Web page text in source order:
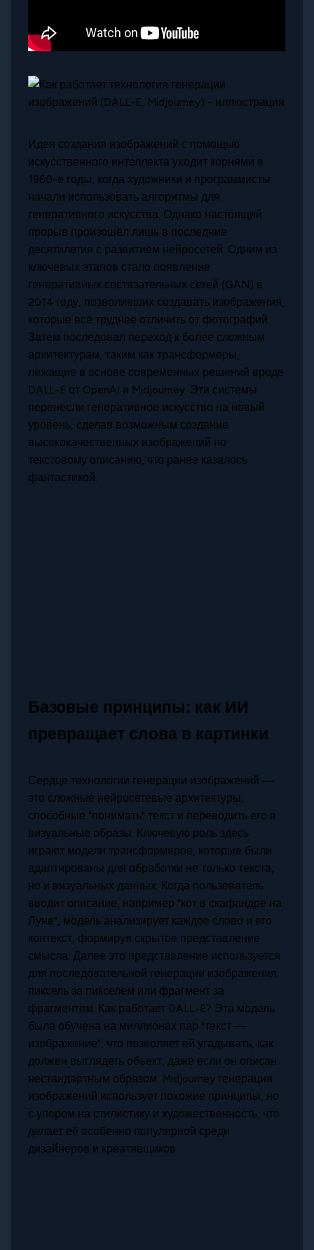
Идея создания изображений с помощью
искусственного интеллекта уходит корнями в
1960-е годы, когда художники и программисты
начали использовать алгоритмы для
генеративного искусства. Однако настоящий
прорыв произошёл лишь в последние
десятилетия с развитием нейросетей. Одним из
ключевых этапов стало появление
генеративных состязательных сетей (GAN) в
2014 году, позволивших создавать изображения,
которые всё труднее отличить от фотографий.
Затем последовал переход к более сложным
архитектурам, таким как трансформеры,
лежащие в основе современных решений вроде
DALL-E от OpenAI и Midjourney. Эти системы
перенесли генеративное искусство на новый
уровень, сделав возможным создание
высококачественных изображений по
текстовому описанию, что ранее казалось
фантастикой.
Базовые принципы: как ИИ
превращает слова в картинки
Сердце технологии генерации изображений —
это сложные нейросетевые архитектуры,
способные "понимать" текст и переводить его в
визуальные образы. Ключевую роль здесь
играют модели трансформеров, которые были
адаптированы для обработки не только текста,
но и визуальных данных. Когда пользователь
вводит описание, например "кот в скафандре на
Луне", модель анализирует каждое слово и его
контекст, формируя скрытое представление
смысла. Далее это представление используется
для последовательной генерации изображения
пиксель за пикселем или фрагмент за
фрагментом. Как работает DALL-E? Эта модель
была обучена на миллионах пар "текст —
изображение", что позволяет ей угадывать, как
должен выглядеть объект, даже если он описан
нестандартным образом. Midjourney генерация
изображений использует похожие принципы, но
с упором на стилистику и художественность, что
делает её особенно популярной среди
дизайнеров и креативщиков.